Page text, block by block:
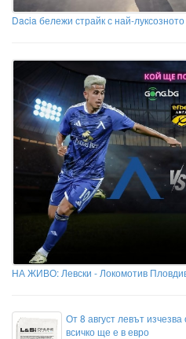
Dacia бележи страйк с най-
НА ЖИВО: Левски - Локомотив
От 8 август левът
всичко ще е в евро